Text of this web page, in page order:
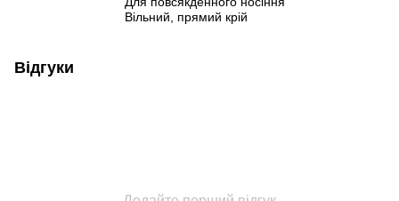
Вільний, прямий крій
Відгуки